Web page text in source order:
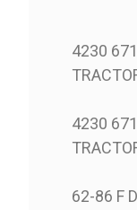
4230
4230
62-86 F